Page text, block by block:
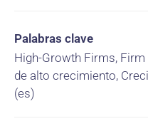
Palabras clave
High-Growth Firms, Firm
de alto crecimiento,
(es)